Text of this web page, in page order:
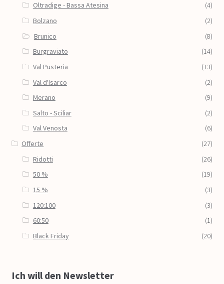
Oltradige - Bassa Atesina
(4)
Bolzano
(2)
Brunico
(8)
Burgraviato
(14)
Val Pusteria
(13)
Val d'Isarco
(2)
Merano
(9)
Salto - Sciliar
(2)
Val Venosta
(6)
Offerte
(27)
Ridotti
(26)
50 %
(19)
15 %
(3)
120:100
(3)
60:50
(1)
Black Friday
(20)
Ich will den Newsletter